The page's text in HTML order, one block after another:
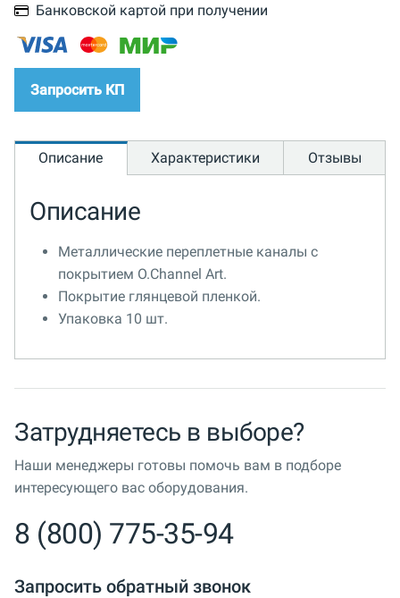
Банковской картой при получении
Запросить КП
Описание Характеристики Отзывы
Описание
Металлические переплетные каналы с
покрытием O.Channel Art.
Покрытие глянцевой пленкой.
Упаковка 10 шт.
Затрудняетесь в выборе?
Наши менеджеры готовы помочь вам в подборе
интересующего вас оборудования.
8 (800) 775-35-94
Запросить обратный звонок